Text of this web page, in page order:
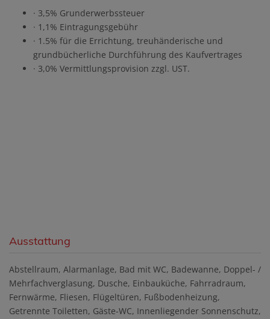
· 3,5% Grunderwerbssteuer
· 1,1% Eintragungsgebühr
· 1.5% für die Errichtung, treuhänderische und
grundbücherliche Durchführung des Kaufvertrages
· 3,0% Vermittlungsprovision zzgl. UST.
Ausstattung
Abstellraum Alarmanlage Bad mit WC Badewanne Doppel- /
Mehrfachverglasung Dusche Einbauküche Fahrradraum
Fernwärme Fliesen Flügeltüren Fußbodenheizung
Getrennte Toiletten Gäste-WC Innenliegender Sonnenschutz